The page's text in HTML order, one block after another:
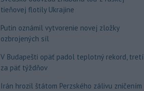
tieňovej flotily Ukrajine
Putin oznámil vytvorenie novej zložky
ozbrojených síl
V Budapešti opäť padol teplotný rekord, tretí
za päť týždňov
Irán hrozil štátom Perzského zálivu zničením